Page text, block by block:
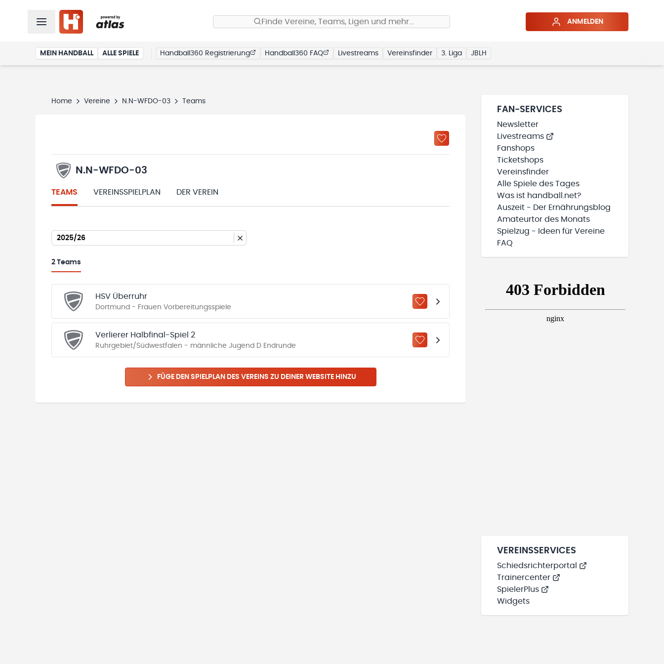
Finde Vereine, Teams, Ligen und mehr… ANMELDEN
MEIN HANDBALL ALLE SPIELE Handball360 Registrierung Handball360 FAQ Livestreams Vereinsfinder 3. Liga JBLH
Home Vereine N.N-WFDO-03 Teams
N.N-WFDO-03
TEAMS VEREINSSPIELPLAN DER VEREIN
2025/26
2 Teams
HSV Überruhr
Dortmund - Frauen Vorbereitungsspiele ZU „MEINE TEAMS“ HINZUFÜGEN
Verlierer Halbfinal-Spiel 2
Ruhrgebiet/Südwestfalen - männliche Jugend D Endrunde ZU „MEINE TEAMS“ HINZUFÜGEN
FÜGE DEN SPIELPLAN DES VEREINS ZU DEINER WEBSITE HINZU
FAN-SERVICES
Newsletter
Livestreams
Fanshops
Ticketshops
Vereinsfinder
Alle Spiele des Tages
Was ist handball.net?
Auszeit - Der Ernährungsblog
Amateurtor des Monats
Spielzug - Ideen für Vereine
FAQ
VEREINSSERVICES
Schiedsrichterportal
Trainercenter
SpielerPlus
Widgets